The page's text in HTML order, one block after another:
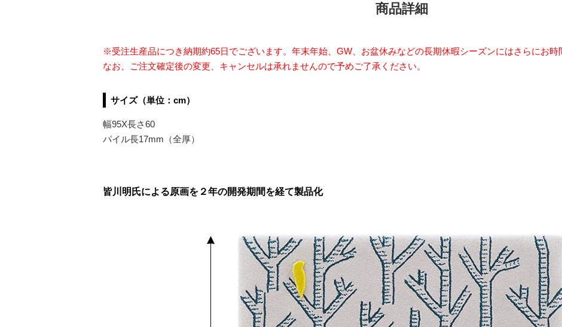
商品詳細
※受注生産品につき納期約65日でございます。年末年始、GW、お盆休みなどの長期休暇シーズンにはさらにお時
なお、ご注文確定後の変更、キャンセルは承れませんので予めご了承ください。
サイズ（単位：cm）
幅95X長さ60
パイル長17mm（全厚）
皆川明氏による原画を２年の開発期間を経て製品化